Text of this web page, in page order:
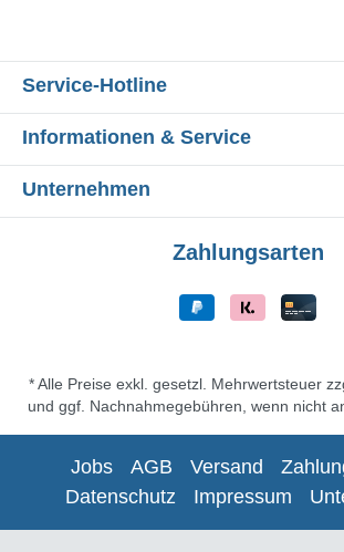
Service-Hotline
Informationen & Service
Unternehmen
Zahlungsarten
* Alle Preise exkl. gesetzl. Mehrwertsteuer
und ggf. Nachnahmegebühren, wenn nicht
Jobs AGB Versand
Datenschutz
Impressum